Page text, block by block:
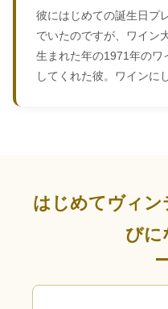
彼にはじめての誕生日プ
でいたのですが、ワイン
生まれた年の1971年のワ
してくれた彼。ワインに
はじめてヴィ
びに